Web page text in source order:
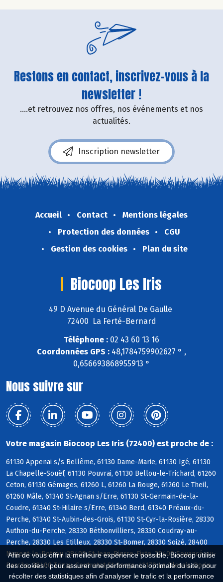
Afin de vous offrir la meilleure expérience possible, Biocoop utilise
des cookies : pour assurer une performance optimale du site, pour
récolter des statistiques afin d'analyser le trafic et la performance
Restons en contact, inscrivez-vous à la
newsletter !
....et retrouvez nos offres, nos événements et nos
actualités.
Inscription newsletter
Accueil Contact
Mentions légales
Protection des données
CGU
Gestion des cookies
Plan du site
Biocoop Les Iris
49 D Avenue du Général De Gaulle
72400 La Ferté-Bernard
Téléphone : 02 43 60 13 16
Coordonnées GPS : 48,1784759902627 ° ,
0,656693868955913 °
Nous suivre sur
Votre magasin Biocoop Les Iris (72400) est proche de :
61130 Appenai s/s Bellême, 61130 Dame-Marie, 61130 Igé, 61130
La Chapelle-Souëf, 61130 Pouvrai, 61130 Bellou-le-Trichard, 61260
Ceton, 61130 Gémages, 61260 L, 61260 La Rouge, 61260 Le Theil,
61260 Mâle, 61340 St-Agnan s/Erre, 61130 St-Germain-de-la-
Coudre, 61340 St-Hilaire s/Erre, 61340 Berd, 61340 Préaux-du-
Perche, 61340 St-Aubin-des-Grois, 61130 St-Cyr-la-Rosière, 28330
Authon-du-Perche, 28330 Béthonvilliers, 28330 Coudray-au-
Perche, 28330 Les Etilleux, 28330 St-Bomer, 28330 Soizé, 28400
Nogent-le-Rotrou, 28400 St-Jean-Pierre-Fixte, 28400 Souancé-au-
Perche, 28400 Trizay-Coutretot-St-Serge, 41170 Le Plessis-Dorin